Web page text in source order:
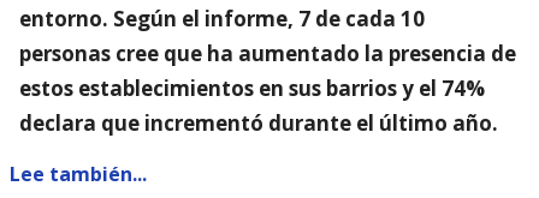
entorno. Según el informe, 7 de cada 10
personas cree que ha aumentado la presencia de
estos establecimientos en sus barrios y el 74%
declara que incrementó durante el último año.
Lee también...